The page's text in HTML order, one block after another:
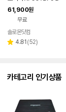
VD 블랙 외장ODD C
D DVD 리핑 안드로이
61,900원
무료
솔로몬닷컴
별 4.81 리
(52)
카테고리 인기상품